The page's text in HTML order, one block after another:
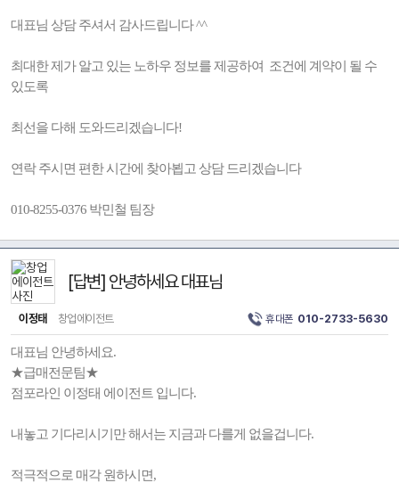
대표님 상담 주셔서 감사드립니다 ^^
최대한 제가 알고 있는 노하우 정보를 제공하여 조건에 계약이 될 수
있도록
최선을 다해 도와드리겠습니다!
연락 주시면 편한 시간에 찾아뵙고 상담 드리겠습니다
010-8255-0376 박민철 팀장
[답변] 안녕하세요 대표님
이정태 창업에이전트 휴대폰 010-2733-5630
대표님 안녕하세요.
★급매전문팀★
점포라인 이정태 에이전트 입니다.
내놓고 기다리시기만 해서는 지금과 다를게 없을겁니다.
적극적으로 매각 원하시면,